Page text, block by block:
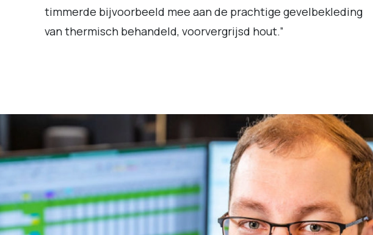
timmerde bijvoorbeeld mee aan de prachtige gevelbekleding
van thermisch behandeld, voorvergrijsd hout.”